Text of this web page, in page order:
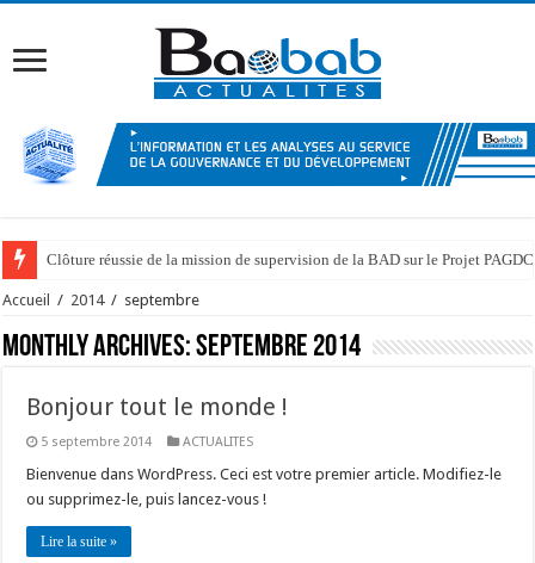
Clôture réussie de la mission de supervision de la BAD sur le Projet
Kongo Central : Indemnisation de 39 personnes affectées par
Accueil / 2014 / septembre
Monthly Archives:septembre 2014
Bonjour tout le monde !
5 septembre 2014 ACTUALITES
Bienvenue dans WordPress. Ceci est votre premier article. Modifiez-le
ou supprimez-le, puis lancez-vous !
Lire la suite »